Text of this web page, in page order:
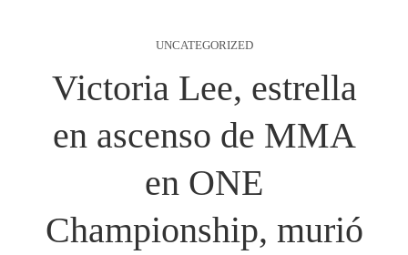
UNCATEGORIZED
Victoria Lee, estrella
en ascenso de MMA
en ONE
Championship, murió